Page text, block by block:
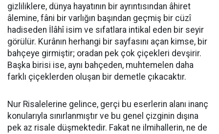
gizliliklere, dünya hayatının bir ayrıntısından âhiret
âlemine, fâni bir varlığın başından geçmiş bir cüzî
hadiseden İlâhî isim ve sıfatlara intikal eden bir seyir
görülür. Kurânın herhangi bir sayfasını açan kimse, bir
bahçeye girmiştir; oradan pek çok çiçekleri devşirir.
Başka birisi ise, aynı bahçeden, muhtemelen daha
farklı çiçeklerden oluşan bir demetle çıkacaktır.
Nur Risalelerine gelince, gerçi bu eserlerin alanı inanç
konularıyla sınırlanmıştır ve bu genel çizginin dışına
pek az risale düşmektedir. Fakat ne ilmihallerin, ne de